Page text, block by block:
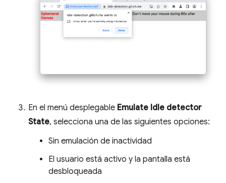
En el menú desplegable Emulate Idle detector
State, selecciona una de las siguientes opciones:
Sin emulación de inactividad
El usuario está activo y la pantalla está
desbloqueada